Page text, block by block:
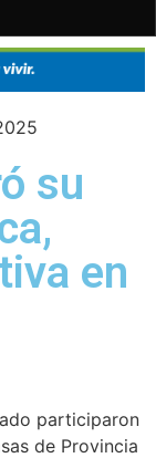
su
en
participaron
de Provincia